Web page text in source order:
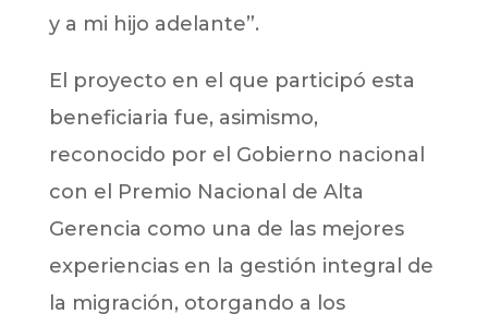
y a mi hijo adelante”.
El proyecto en el que participó esta
beneficiaria fue, asimismo,
reconocido por el Gobierno nacional
con el Premio Nacional de Alta
Gerencia como una de las mejores
experiencias en la gestión integral de
la migración, otorgando a los